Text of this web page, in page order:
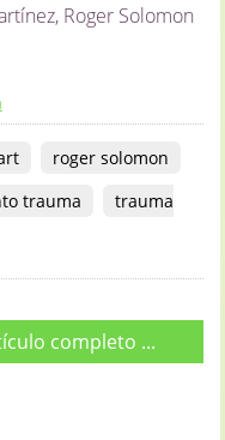
Roger Solomon
roger solomon
trauma
trauma
completo ...